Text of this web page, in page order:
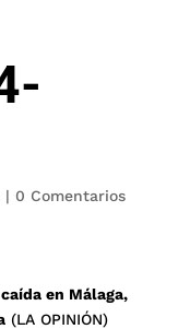
| 0 Comentarios
en Málaga,
(LA OPINIÓN)